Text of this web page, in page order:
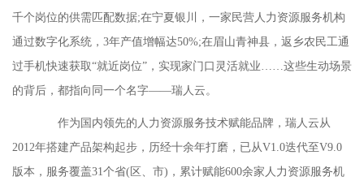
千个岗位的供需匹配数据;在宁夏银川，一家民营人力资源服务机构
通过数字化系统，3年产值增幅达50%;在眉山青神县，返乡农民工通
过手机快速获取“就近岗位”，实现家门口灵活就业……这些生动场景
的背后，都指向同一个名字——瑞人云。
作为国内领先的人力资源服务技术赋能品牌，瑞人云从
2012年搭建产品架构起步，历经十余年打磨，已从V1.0迭代至V9.0
版本，服务覆盖31个省(区、市)，累计赋能600余家人力资源服务机